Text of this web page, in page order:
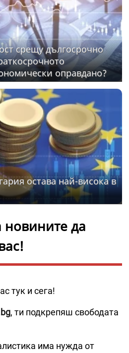
срещу дългосрочно
оправдано?
остава най-висока в
новините да
тук и сега!
, ти подкрепяш свободата
има нужда от